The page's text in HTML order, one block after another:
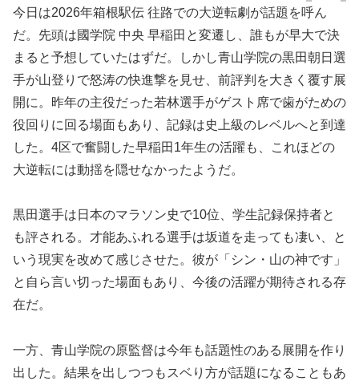
今日は2026年箱根駅伝 往路での大逆転劇が話題を呼ん
だ。先頭は國学院 中央 早稲田と変遷し、誰もが早大で決
まると予想していたはずだ。しかし青山学院の黒田朝日選
手が山登りで怒涛の快進撃を見せ、前評判を大きく覆す展
開に。昨年の主役だった若林選手がゲスト席で歯がための
役回りに回る場面もあり、記録は史上級のレベルへと到達
した。4区で奮闘した早稲田1年生の活躍も、これほどの
大逆転には動揺を隠せなかったようだ。
黒田選手は日本のマラソン史で10位、学生記録保持者と
も評される。才能あふれる選手は坂道を走っても凄い、と
いう現実を改めて感じさせた。彼が「シン・山の神です」
と自ら言い切った場面もあり、今後の活躍が期待される存
在だ。
一方、青山学院の原監督は今年も話題性のある展開を作り
出した。結果を出しつつもスベり方が話題になることもあ